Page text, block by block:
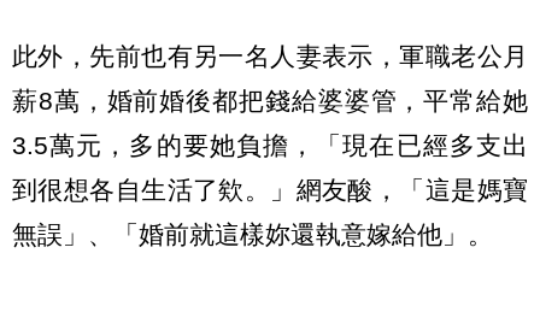
此外，先前也有另一名人妻表示，軍職老公月
薪8萬，婚前婚後都把錢給婆婆管，平常給她
3.5萬元，多的要她負擔，「現在已經多支出
到很想各自生活了欸。」網友酸，「這是媽寶
無誤」、「婚前就這樣妳還執意嫁給他」。